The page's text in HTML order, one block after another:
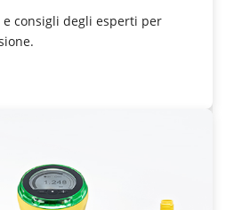
consigli degli esperti per